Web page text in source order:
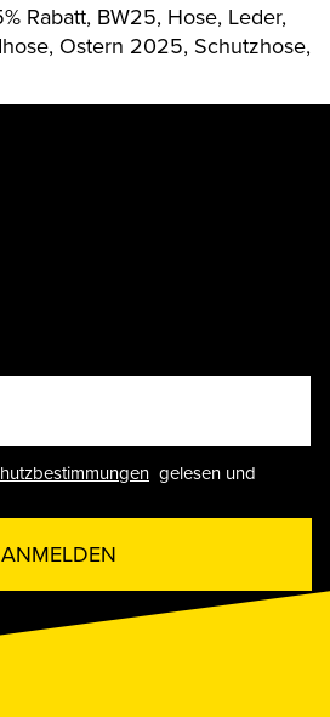
Rabatt, BW25, Hose, Leder,
Ostern 2025, Schutzhose,
gelesen und
ANMELDEN